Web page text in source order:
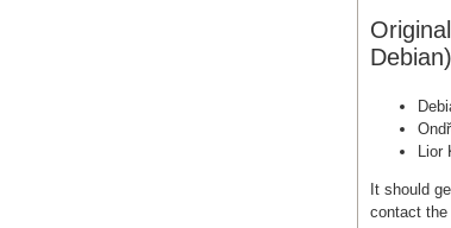
It should
contact the